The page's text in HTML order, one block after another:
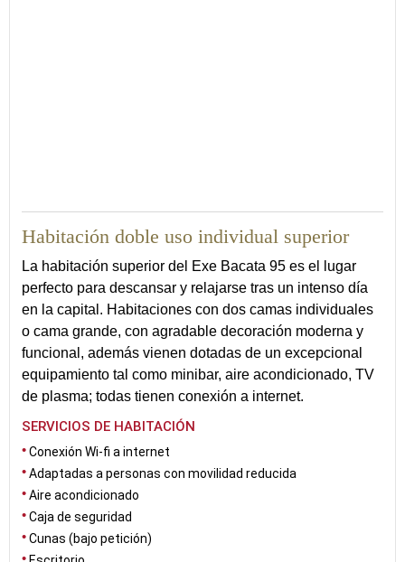
Habitación doble uso individual superior
La habitación superior del Exe Bacata 95 es el lugar
perfecto para descansar y relajarse tras un intenso día
en la capital. Habitaciones con dos camas individuales
o cama grande, con agradable decoración moderna y
funcional, además vienen dotadas de un excepcional
equipamiento tal como minibar, aire acondicionado, TV
de plasma; todas tienen conexión a internet.
SERVICIOS DE HABITACIÓN
Conexión Wi-fi a internet
Adaptadas a personas con movilidad reducida
Aire acondicionado
Caja de seguridad
Cunas (bajo petición)